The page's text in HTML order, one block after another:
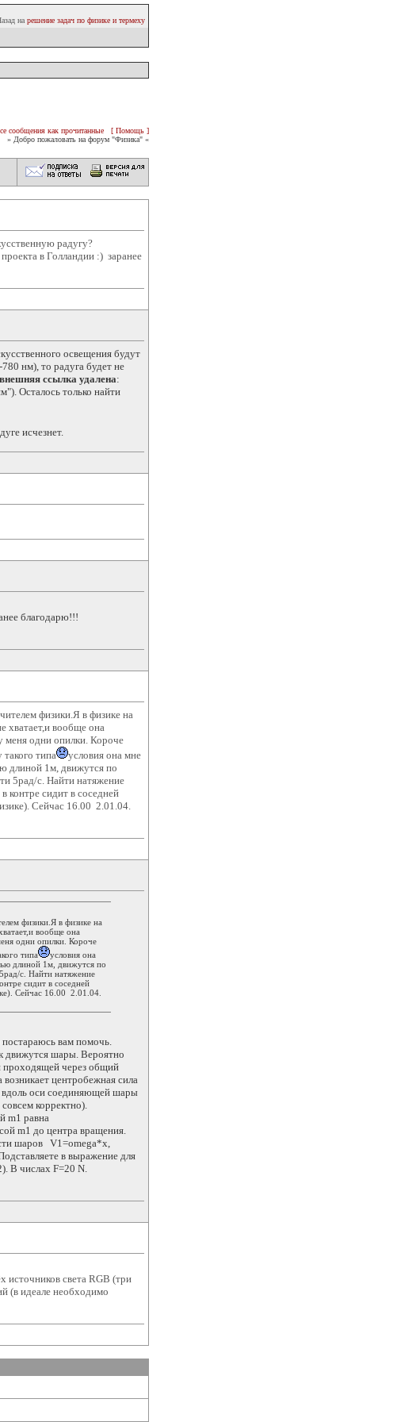
на решение задач по физике и термеху
сообщения как прочитанные
[ Помощь ]
» Добро пожаловать на форум "Физика" «
радугу?
в Голландии :) заранее
освещения будут
нм), то радуга будет не
внешняя ссылка удалена:
Осталось только найти
исчезнет.
благодарю!!!
физики.Я в физике на
хватает,и вообще она
меня одни опилки. Короче
типа
условия она мне
длиной 1м, движутся по
5рад/с. Найти натяжение
контре сидит в соседней
Сейчас 16.00 2.01.04.
физики.Я в физике на
вообще она
одни опилки. Короче
типа
условия она
длиной 1м, движутся по
с. Найти натяжение
сидит в соседней
Сейчас 16.00 2.01.04.
постараюсь вам помочь.
движутся шары. Вероятно
проходящей через общий
центробежная сила
вдоль оси соединяющей шары
корректно).
m1 равна
m1 до центра вращения.
шаров V1=omega*x,
в выражение для
В числах F=20 N.
источников света RGB (три
(в идеале необходимо